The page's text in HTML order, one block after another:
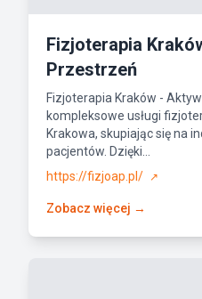
Fizjoterapia
Przestrzeń
Fizjoterapia Kraków -
kompleksowe usługi
Krakowa, skupiając się na
pacjentów. Dzięki...
https://fizjoap.pl/
↗
Zobacz więcej →